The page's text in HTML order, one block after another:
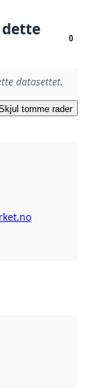
0
datasettet.
tomme rader